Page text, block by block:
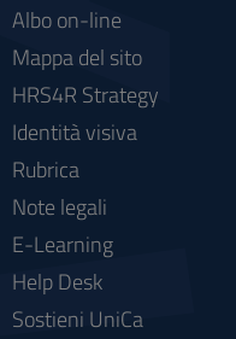
Albo on-line
Mappa del sito
HRS4R Strategy
Identità visiva
Rubrica
Note legali
E-Learning
Help Desk
Sostieni UniCa